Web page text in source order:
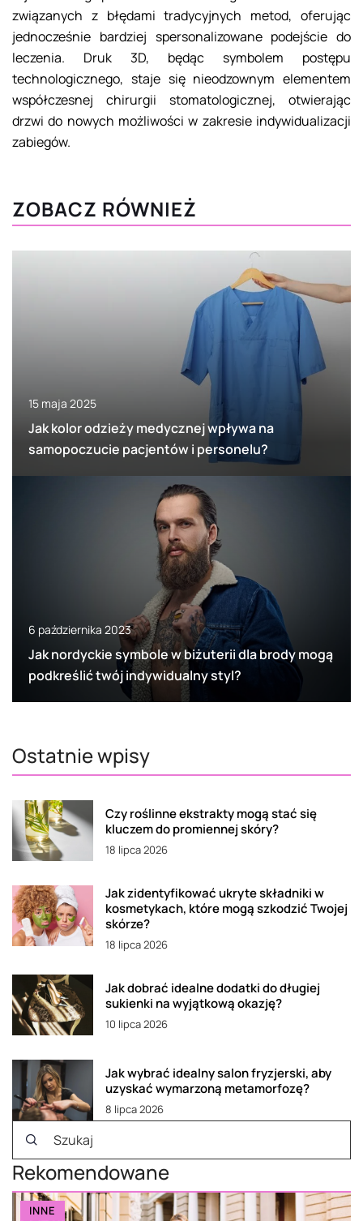
związanych z błędami tradycyjnych metod, oferując
jednocześnie bardziej spersonalizowane podejście do
leczenia. Druk 3D, będąc symbolem postępu
technologicznego, staje się nieodzownym elementem
współczesnej chirurgii stomatologicznej, otwierając
drzwi do nowych możliwości w zakresie indywidualizacji
zabiegów.
ZOBACZ RÓWNIEŻ
15 maja 2025
Jak kolor odzieży medycznej wpływa na
samopoczucie pacjentów i personelu?
6 października 2023
Jak nordyckie symbole w biżuterii dla brody mogą
podkreślić twój indywidualny styl?
Ostatnie wpisy
Czy roślinne ekstrakty mogą stać się
kluczem do promiennej skóry?
18 lipca 2026
Jak zidentyfikować ukryte składniki w
kosmetykach, które mogą szkodzić Twojej
skórze?
18 lipca 2026
Jak dobrać idealne dodatki do długiej
sukienki na wyjątkową okazję?
10 lipca 2026
Jak wybrać idealny salon fryzjerski, aby
uzyskać wymarzoną metamorfozę?
8 lipca 2026
Rekomendowane
INNE